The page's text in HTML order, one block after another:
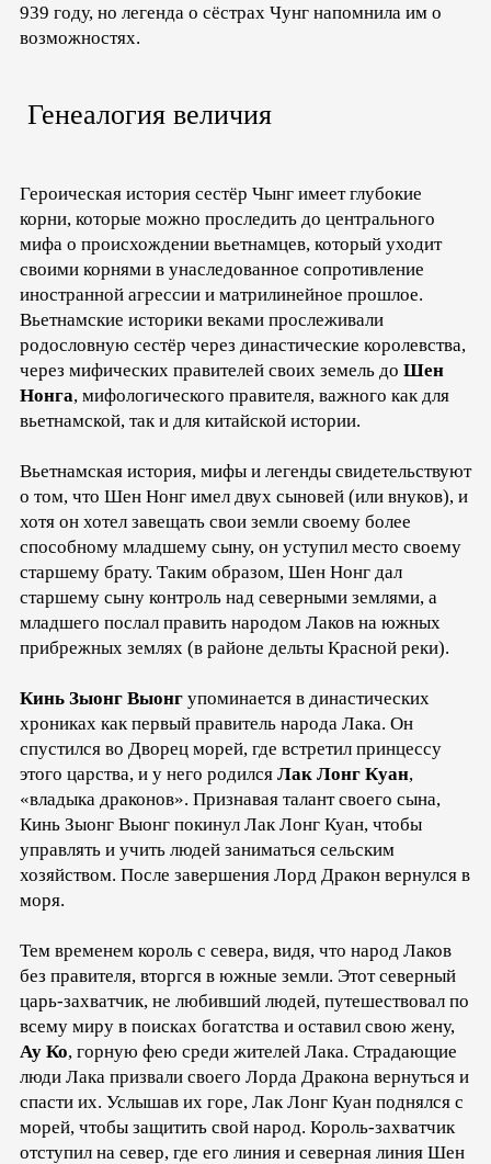
939 году, но легенда о сёстрах Чунг напомнила им о
возможностях.
Генеалогия величия
Героическая история сестёр Чынг имеет глубокие
корни, которые можно проследить до центрального
мифа о происхождении вьетнамцев, который уходит
своими корнями в унаследованное сопротивление
иностранной агрессии и матрилинейное прошлое.
Вьетнамские историки веками прослеживали
родословную сестёр через династические королевства,
через мифических правителей своих земель до Шен
Нонга, мифологического правителя, важного как для
вьетнамской, так и для китайской истории.
Вьетнамская история, мифы и легенды свидетельствуют
о том, что Шен Нонг имел двух сыновей (или внуков), и
хотя он хотел завещать свои земли своему более
способному младшему сыну, он уступил место своему
старшему брату. Таким образом, Шен Нонг дал
старшему сыну контроль над северными землями, а
младшего послал править народом Лаков на южных
прибрежных землях (в районе дельты Красной реки).
Кинь Зыонг Выонг упоминается в династических
хрониках как первый правитель народа Лака. Он
спустился во Дворец морей, где встретил принцессу
этого царства, и у него родился Лак Лонг Куан,
«владыка драконов». Признавая талант своего сына,
Кинь Зыонг Выонг покинул Лак Лонг Куан, чтобы
управлять и учить людей заниматься сельским
хозяйством. После завершения Лорд Дракон вернулся в
моря.
Тем временем король с севера, видя, что народ Лаков
без правителя, вторгся в южные земли. Этот северный
царь-захватчик, не любивший людей, путешествовал по
всему миру в поисках богатства и оставил свою жену,
Ау Ко, горную фею среди жителей Лака. Страдающие
люди Лака призвали своего Лорда Дракона вернуться и
спасти их. Услышав их горе, Лак Лонг Куан поднялся с
морей, чтобы защитить свой народ. Король-захватчик
отступил на север, где его линия и северная линия Шен